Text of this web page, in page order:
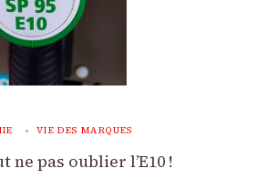
VIE DES MARQUES
ne pas oublier l’E10 !